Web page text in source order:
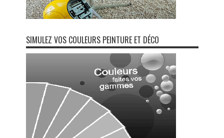
SIMULEZ VOS COULEURS PEINTURE ET DÉCO